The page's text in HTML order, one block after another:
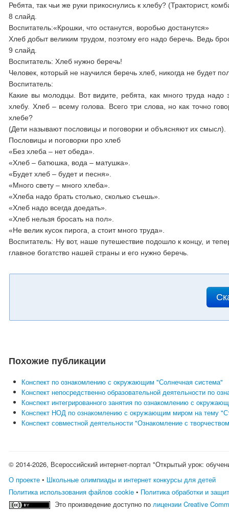
Ребята, так чьи же руки прикоснулись к хлебу? (Тракторист,
8 слайд.
Воспитатель:«Крошки, что останутся, воробью достанутся»
Хлеб добыт великим трудом, поэтому его надо беречь. Ведь
9 слайд.
Воспитатель: Хлеб нужно беречь!
Человек, который не научился беречь хлеб, никогда не будет
Воспитатель:
Какие вы молодцы. Вот видите, ребята, как много труда надо
хлебу. Хлеб – всему голова. Всего три слова, но как точно
хлебе?
(Дети называют пословицы и поговорки и объясняют их смысл).
Пословицы и поговорки про хлеб
«Без хлеба – нет обеда».
«Хлеб – батюшка, вода – матушка».
«Будет хлеб – будет и песня».
«Много свету – много хлеба».
«Хлеба надо брать столько, сколько съешь».
«Хлеб надо всегда доедать».
«Хлеб нельзя бросать на пол».
«Не велик кусок пирога, а стоит много труда».
Воспитатель: Ну вот, наше путешествие подошло к концу, и
главное богатство нашей страны и его нужно беречь.
Похожие публикации
Конспект по ознакомлению с окружающим "Солнечная система"
Конспект непосредственно образовательной деятельности по
Конспект интегрированного занятия по ознакомлению с
Конспект НОД по ознакомлению с окружающим миром на тему
Конспект совместной деятельности "Ознакомление с
© 2014-2026, Всероссийский интернет-портал "Открытый урок:
О проекте • Школьные олимпиады и интернет конкурсы для детей
Политика использования файлов cookie • Политика обработки и
Это произведение доступно полицензии Creative